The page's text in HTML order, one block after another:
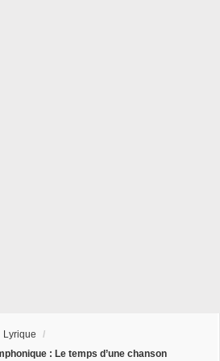
Lyrique
/
: Le temps d’une chanson